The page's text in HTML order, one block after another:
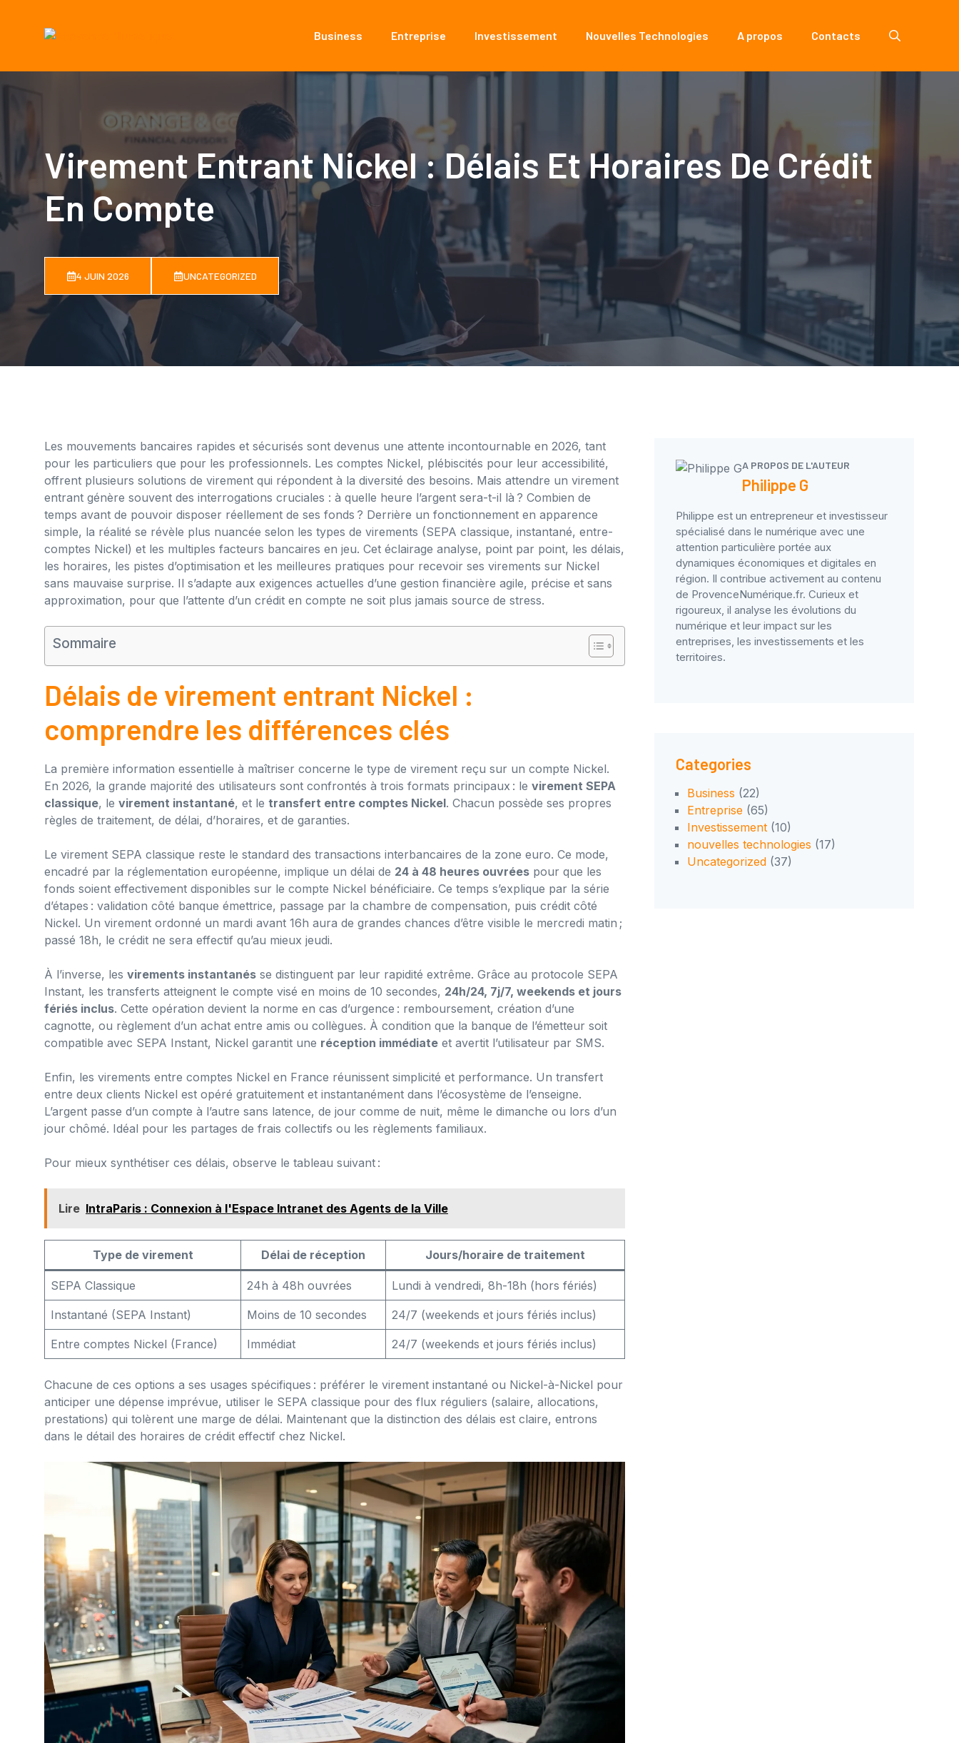
Business Entreprise Investissement Nouvelles Technologies A propos Contacts
Virement Entrant Nickel : Délais Et Horaires De Crédit
En Compte
4 JUIN 2026 UNCATEGORIZED
Les mouvements bancaires rapides et sécurisés sont devenus une attente incontournable en 2026, tant
pour les particuliers que pour les professionnels. Les comptes Nickel, plébiscités pour leur accessibilité,
offrent plusieurs solutions de virement qui répondent à la diversité des besoins. Mais attendre un virement
entrant génère souvent des interrogations cruciales : à quelle heure l’argent sera-t-il là ? Combien de
temps avant de pouvoir disposer réellement de ses fonds ? Derrière un fonctionnement en apparence
simple, la réalité se révèle plus nuancée selon les types de virements (SEPA classique, instantané, entre-
comptes Nickel) et les multiples facteurs bancaires en jeu. Cet éclairage analyse, point par point, les délais,
les horaires, les pistes d’optimisation et les meilleures pratiques pour recevoir ses virements sur Nickel
sans mauvaise surprise. Il s’adapte aux exigences actuelles d’une gestion financière agile, précise et sans
approximation, pour que l’attente d’un crédit en compte ne soit plus jamais source de stress.
Sommaire
Délais de virement entrant Nickel :
comprendre les différences clés
La première information essentielle à maîtriser concerne le type de virement reçu sur un compte Nickel.
En 2026, la grande majorité des utilisateurs sont confrontés à trois formats principaux : le virement SEPA
classique, le virement instantané, et le transfert entre comptes Nickel. Chacun possède ses propres
règles de traitement, de délai, d’horaires, et de garanties.
Le virement SEPA classique reste le standard des transactions interbancaires de la zone euro. Ce mode,
encadré par la réglementation européenne, implique un délai de 24 à 48 heures ouvrées pour que les
fonds soient effectivement disponibles sur le compte Nickel bénéficiaire. Ce temps s’explique par la série
d’étapes : validation côté banque émettrice, passage par la chambre de compensation, puis crédit côté
Nickel. Un virement ordonné un mardi avant 16h aura de grandes chances d’être visible le mercredi matin ;
passé 18h, le crédit ne sera effectif qu’au mieux jeudi.
À l’inverse, les virements instantanés se distinguent par leur rapidité extrême. Grâce au protocole SEPA
Instant, les transferts atteignent le compte visé en moins de 10 secondes, 24h/24, 7j/7, weekends et jours
fériés inclus. Cette opération devient la norme en cas d’urgence : remboursement, création d’une
cagnotte, ou règlement d’un achat entre amis ou collègues. À condition que la banque de l’émetteur soit
compatible avec SEPA Instant, Nickel garantit une réception immédiate et avertit l’utilisateur par SMS.
Enfin, les virements entre comptes Nickel en France réunissent simplicité et performance. Un transfert
entre deux clients Nickel est opéré gratuitement et instantanément dans l’écosystème de l’enseigne.
L’argent passe d’un compte à l’autre sans latence, de jour comme de nuit, même le dimanche ou lors d’un
jour chômé. Idéal pour les partages de frais collectifs ou les règlements familiaux.
Pour mieux synthétiser ces délais, observe le tableau suivant :
Lire IntraParis : Connexion à l'Espace Intranet des Agents de la Ville
Type de virement Délai de réception Jours/horaire de traitement
SEPA Classique 24h à 48h ouvrées Lundi à vendredi, 8h-18h (hors fériés)
Instantané (SEPA Instant) Moins de 10 secondes 24/7 (weekends et jours fériés inclus)
Entre comptes Nickel (France) Immédiat 24/7 (weekends et jours fériés inclus)
Chacune de ces options a ses usages spécifiques : préférer le virement instantané ou Nickel-à-Nickel pour
anticiper une dépense imprévue, utiliser le SEPA classique pour des flux réguliers (salaire, allocations,
prestations) qui tolèrent une marge de délai. Maintenant que la distinction des délais est claire, entrons
dans le détail des horaires de crédit effectif chez Nickel.
A PROPOS DE L'AUTEUR
Philippe G
Philippe est un entrepreneur et investisseur
spécialisé dans le numérique avec une
attention particulière portée aux
dynamiques économiques et digitales en
région. Il contribue activement au contenu
de ProvenceNumérique.fr. Curieux et
rigoureux, il analyse les évolutions du
numérique et leur impact sur les
entreprises, les investissements et les
territoires.
Categories
Business (22)
Entreprise (65)
Investissement (10)
nouvelles technologies (17)
Uncategorized (37)